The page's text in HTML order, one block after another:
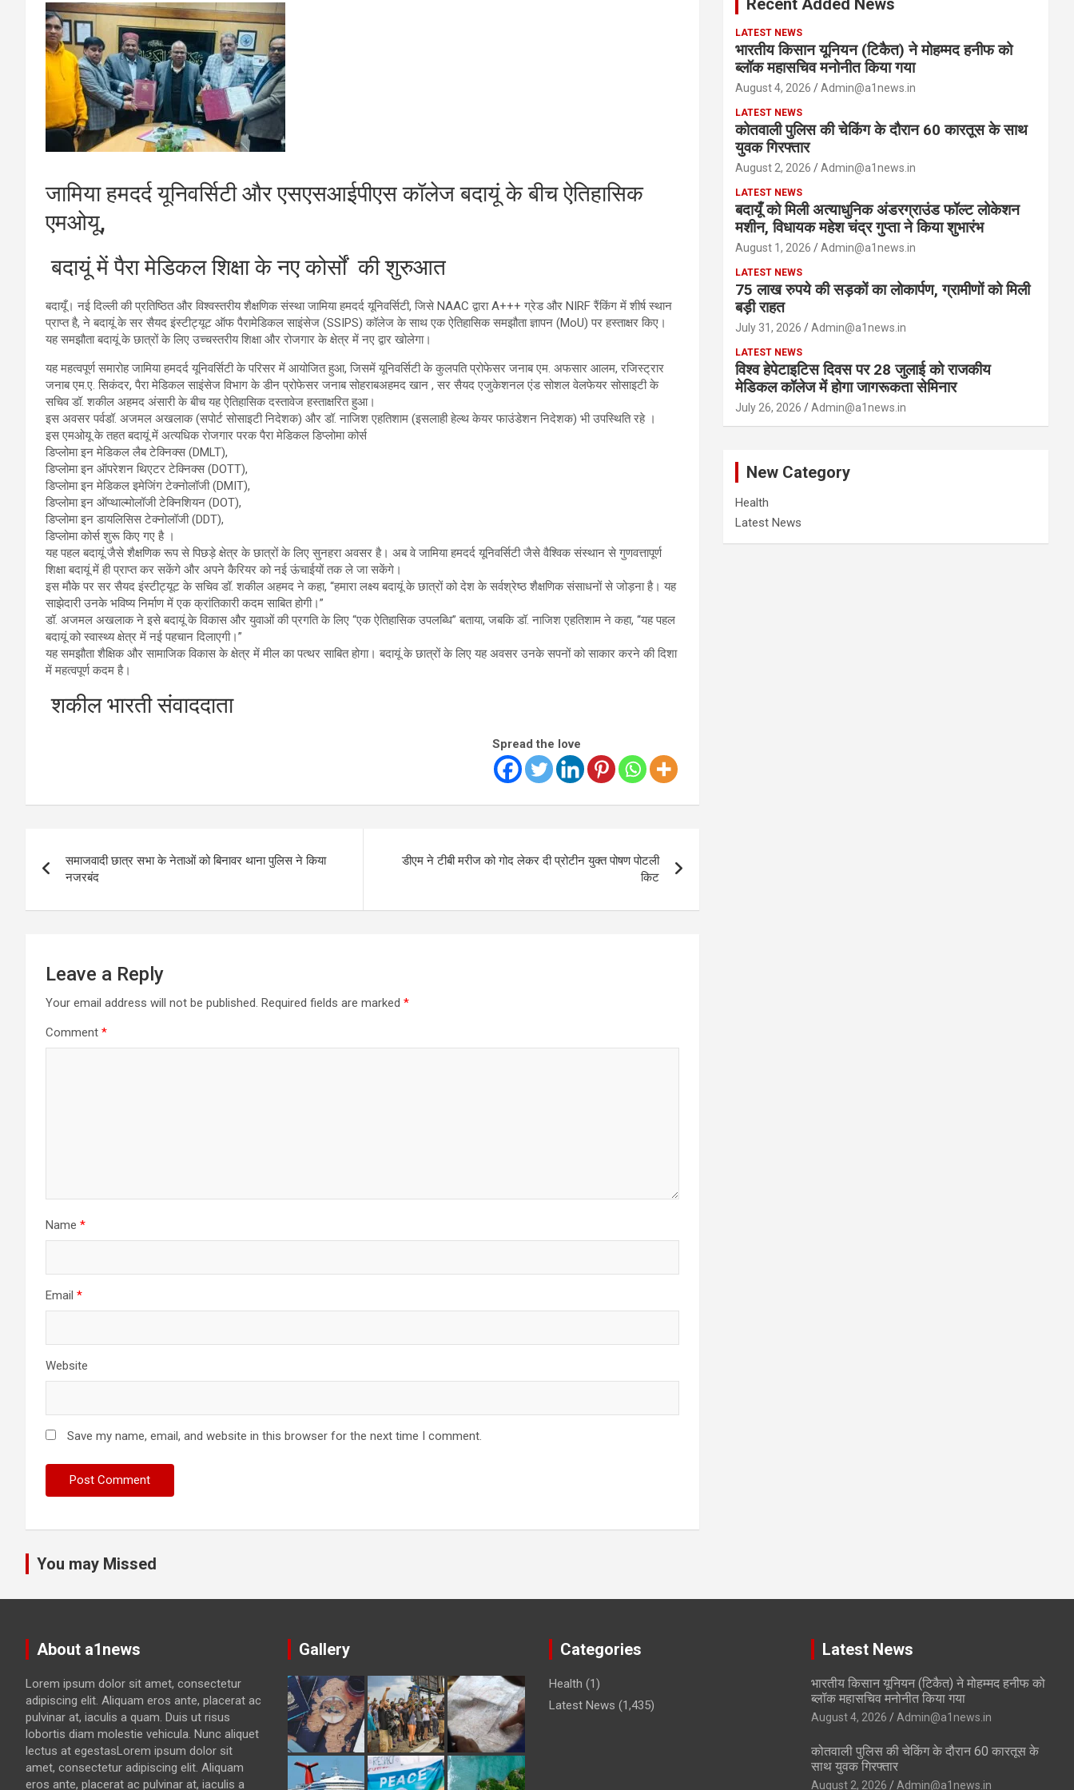
जामिया हमदर्द यूनिवर्सिटी और एसएसआईपीएस कॉलेज बदायूं के बीच ऐतिहासिक
एमओयू,
बदायूं में पैरा मेडिकल शिक्षा के नए कोर्सों की शुरुआत
बदायूँ। नई दिल्ली की प्रतिष्ठित और विश्वस्तरीय शैक्षणिक संस्था जामिया हमदर्द यूनिवर्सिटी, जिसे NAAC द्वारा A+++ ग्रेड और NIRF रैंकिंग में शीर्ष स्थान
प्राप्त है, ने बदायूं के सर सैयद इंस्टीट्यूट ऑफ पैरामेडिकल साइंसेज (SSIPS) कॉलेज के साथ एक ऐतिहासिक समझौता ज्ञापन (MoU) पर हस्ताक्षर किए।
यह समझौता बदायूं के छात्रों के लिए उच्चस्तरीय शिक्षा और रोजगार के क्षेत्र में नए द्वार खोलेगा।
यह महत्वपूर्ण समारोह जामिया हमदर्द यूनिवर्सिटी के परिसर में आयोजित हुआ, जिसमें यूनिवर्सिटी के कुलपति प्रोफेसर जनाब एम. अफसार आलम, रजिस्ट्रार
जनाब एम.ए. सिकंदर, पैरा मेडिकल साइंसेज विभाग के डीन प्रोफेसर जनाब सोहराबअहमद खान , सर सैयद एजुकेशनल एंड सोशल वेलफेयर सोसाइटी के
सचिव डॉ. शकील अहमद अंसारी के बीच यह ऐतिहासिक दस्तावेज हस्ताक्षरित हुआ।
इस अवसर पर्वडॉ. अजमल अखलाक (सपोर्ट सोसाइटी निदेशक) और डॉ. नाजिश एहतिशाम (इसलाही हेल्थ केयर फाउंडेशन निदेशक) भी उपस्थिति रहे ।
इस एमओयू के तहत बदायूं में अत्यधिक रोजगार परक पैरा मेडिकल डिप्लोमा कोर्स
डिप्लोमा इन मेडिकल लैब टेक्निक्स (DMLT),
डिप्लोमा इन ऑपरेशन थिएटर टेक्निक्स (DOTT),
डिप्लोमा इन मेडिकल इमेजिंग टेक्नोलॉजी (DMIT),
डिप्लोमा इन ऑप्थाल्मोलॉजी टेक्निशियन (DOT),
डिप्लोमा इन डायलिसिस टेक्नोलॉजी (DDT),
डिप्लोमा कोर्स शुरू किए गए है ।
यह पहल बदायूं जैसे शैक्षणिक रूप से पिछड़े क्षेत्र के छात्रों के लिए सुनहरा अवसर है। अब वे जामिया हमदर्द यूनिवर्सिटी जैसे वैश्विक संस्थान से गुणवत्तापूर्ण
शिक्षा बदायूं में ही प्राप्त कर सकेंगे और अपने कैरियर को नई ऊंचाईयों तक ले जा सकेंगे।
इस मौके पर सर सैयद इंस्टीट्यूट के सचिव डॉ. शकील अहमद ने कहा, “हमारा लक्ष्य बदायूं के छात्रों को देश के सर्वश्रेष्ठ शैक्षणिक संसाधनों से जोड़ना है। यह
साझेदारी उनके भविष्य निर्माण में एक क्रांतिकारी कदम साबित होगी।”
डॉ. अजमल अखलाक ने इसे बदायूं के विकास और युवाओं की प्रगति के लिए “एक ऐतिहासिक उपलब्धि” बताया, जबकि डॉ. नाजिश एहतिशाम ने कहा, “यह पहल
बदायूं को स्वास्थ्य क्षेत्र में नई पहचान दिलाएगी।”
यह समझौता शैक्षिक और सामाजिक विकास के क्षेत्र में मील का पत्थर साबित होगा। बदायूं के छात्रों के लिए यह अवसर उनके सपनों को साकार करने की दिशा
में महत्वपूर्ण कदम है।
शकील भारती संवाददाता
Spread the love
navigation
समाजवादी छात्र सभा के नेताओं को बिनावर थाना पुलिस ने किया
नजरबंद
डीएम ने टीबी मरीज को गोद लेकर दी प्रोटीन युक्त पोषण पोटली
किट
Leave a Reply
Your email address will not be published. Required fields are marked *
Comment *
Name *
Email *
Website
Save my name, email, and website in this browser for the next time I comment.
Recent Added News
LATEST NEWS
भारतीय किसान यूनियन (टिकैत) ने मोहम्मद हनीफ को
ब्लॉक महासचिव मनोनीत किया गया
August 4, 2026 Admin@a1news.in
LATEST NEWS
कोतवाली पुलिस की चेकिंग के दौरान 60 कारतूस के साथ
युवक गिरफ्तार
August 2, 2026 Admin@a1news.in
LATEST NEWS
बदायूँ को मिली अत्याधुनिक अंडरग्राउंड फॉल्ट लोकेशन
मशीन, विधायक महेश चंद्र गुप्ता ने किया शुभारंभ
August 1, 2026 Admin@a1news.in
LATEST NEWS
75 लाख रुपये की सड़कों का लोकार्पण, ग्रामीणों को मिली
बड़ी राहत
July 31, 2026 Admin@a1news.in
LATEST NEWS
विश्व हेपेटाइटिस दिवस पर 28 जुलाई को राजकीय
मेडिकल कॉलेज में होगा जागरूकता सेमिनार
July 26, 2026 Admin@a1news.in
New Category
Health
Latest News
You may Missed
About a1news
Lorem ipsum dolor sit amet, consectetur
adipiscing elit. Aliquam eros ante, placerat ac
pulvinar at, iaculis a quam. Duis ut risus
lobortis diam molestie vehicula. Nunc aliquet
lectus at egestasLorem ipsum dolor sit
amet, consectetur adipiscing elit. Aliquam
eros ante, placerat ac pulvinar at, iaculis a
Gallery Categories
Health (1)
Latest News (1,435)
Latest News
भारतीय किसान यूनियन (टिकैत) ने मोहम्मद हनीफ को
ब्लॉक महासचिव मनोनीत किया गया
August 4, 2026 Admin@a1news.in
कोतवाली पुलिस की चेकिंग के दौरान 60 कारतूस के
साथ युवक गिरफ्तार
August 2, 2026 Admin@a1news.in